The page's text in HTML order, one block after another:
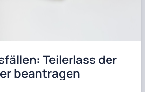
Teilerlass der
beantragen